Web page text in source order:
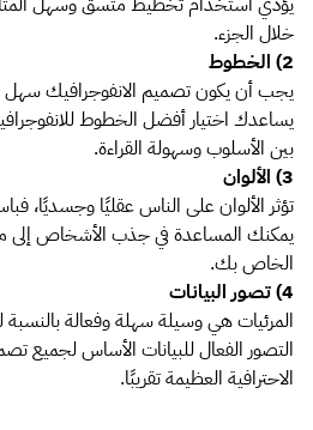
خلال الجزء.
2) الخطوط
يجب أن يكون تصميم الانفوجرافيك سهل
يساعدك اختيار أفضل الخطوط
بين الأسلوب وسهولة القراءة.
3) الألوان
تؤثر الألوان على الناس عقليًا وجسديًا،
يمكنك المساعدة في جذب الأشخاص إلى
الخاص بك.
4) تصور البيانات
المرئيات هي وسيلة سهلة وفعالة بالنسبة
التصور الفعال للبيانات الأساس لجميع
الاحترافية العظيمة تقريبًا.